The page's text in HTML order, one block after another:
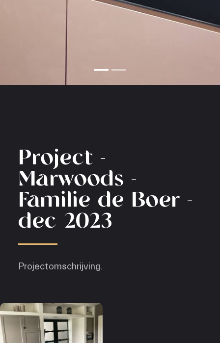
Project -
Marwoods -
Familie de Boer -
dec 2023
Projectomschrijving.